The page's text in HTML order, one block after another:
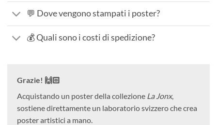
💬 Dove vengono stampati i poster?
💰 Quali sono i costi di spedizione?
Grazie! 🙌🏻
Acquistando un poster della collezione La Jonx,
sostiene direttamente un laboratorio svizzero che crea
poster artistici a mano.